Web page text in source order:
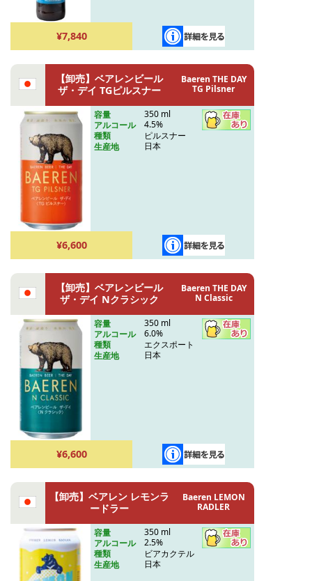
¥7,840
【卸売】ベアレンビール
ザ・デイ TGピルスナー
Baeren THE DAY
TG Pilsner
容量
350 ml
アルコール
4.5%
種類
ピルスナー
生産地
日本
¥6,600
【卸売】ベアレンビール
ザ・デイ Nクラシック
Baeren THE DAY
N Classic
容量
350 ml
アルコール
6.0%
種類
エクスポート
生産地
日本
¥6,600
【卸売】ベアレン レモンラ
ードラー
Baeren LEMON
RADLER
容量
350 ml
アルコール
2.5%
種類
ビアカクテル
生産地
日本